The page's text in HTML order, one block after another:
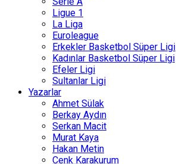
Ligue 1
La Liga
Euroleague
Erkekler Basketbol Süper Ligi
Kadınlar Basketbol Süper Ligi
Efeler Ligi
Sultanlar Ligi
Yazarlar
Ahmet Sülak
Berkay Aydın
Serkan Macit
Murat Kaya
Hakan Metin
Cenk Karakurum